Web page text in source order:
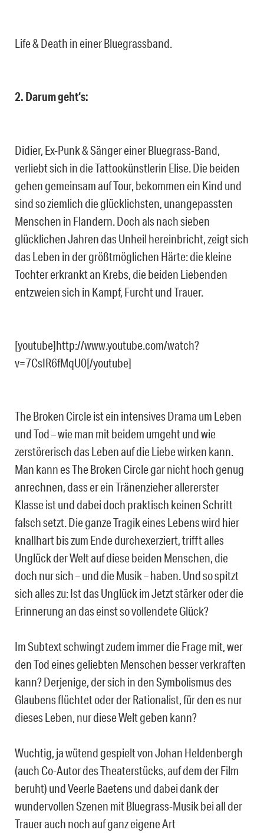
Life & Death in einer Bluegrassband.
2. Darum geht‘s:
Didier, Ex-Punk & Sänger einer Bluegrass-Band,
verliebt sich in die Tattookünstlerin Elise. Die beiden
gehen gemeinsam auf Tour, bekommen ein Kind und
sind so ziemlich die glücklichsten, unangepassten
Menschen in Flandern. Doch als nach sieben
glücklichen Jahren das Unheil hereinbricht, zeigt sich
das Leben in der größtmöglichen Härte: die kleine
Tochter erkrankt an Krebs, die beiden Liebenden
entzweien sich in Kampf, Furcht und Trauer.
[youtube]http://www.youtube.com/watch?
v=7CsIR6fMqU0[/youtube]
The Broken Circle ist ein intensives Drama um Leben
und Tod – wie man mit beidem umgeht und wie
zerstörerisch das Leben auf die Liebe wirken kann.
Man kann es The Broken Circle gar nicht hoch genug
anrechnen, dass er ein Tränenzieher allererster
Klasse ist und dabei doch praktisch keinen Schritt
falsch setzt. Die ganze Tragik eines Lebens wird hier
knallhart bis zum Ende durchexerziert, trifft alles
Unglück der Welt auf diese beiden Menschen, die
doch nur sich – und die Musik – haben. Und so spitzt
sich alles zu: Ist das Unglück im Jetzt stärker oder die
Erinnerung an das einst so vollendete Glück?
Im Subtext schwingt zudem immer die Frage mit, wer
den Tod eines geliebten Menschen besser verkraften
kann? Derjenige, der sich in den Symbolismus des
Glaubens flüchtet oder der Rationalist, für den es nur
dieses Leben, nur diese Welt geben kann?
Wuchtig, ja wütend gespielt von Johan Heldenbergh
(auch Co-Autor des Theaterstücks, auf dem der Film
beruht) und Veerle Baetens und dabei dank der
wundervollen Szenen mit Bluegrass-Musik bei all der
Trauer auch noch auf ganz eigene Art